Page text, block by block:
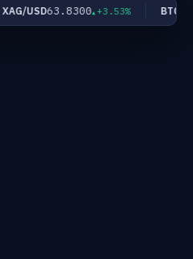
XAG/USD63.8300 +3.53% BTC/